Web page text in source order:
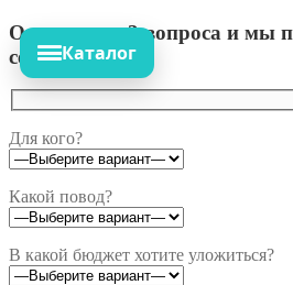
Ответьте на 3 вопроса и мы
сет!
Для кого?
Какой повод?
В какой бюджет хотите уложиться?
Каталог